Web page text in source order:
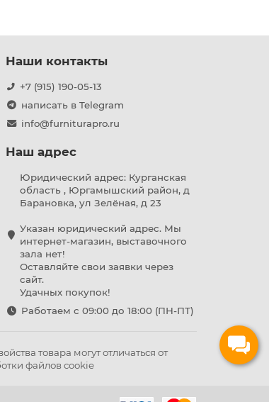
Наши контакты
+7 (915) 190-05-13
написать в Telegram
info@furniturapro.ru
Наш адрес
Юридический адрес: Курганская
область , Юргамышский район, д
Барановка, ул Зелёная, д 23
Указан юридический адрес. Мы
интернет-магазин, выставочного
зала нет!
Оставляйте свои заявки через
сайт.
Удачных покупок!
Работаем с 09:00 до 18:00 (ПН-ПТ)
товара могут отличаться от
файлов cookie